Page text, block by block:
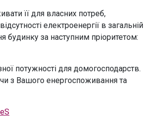
її для власних потреб,
електроенергії в загальній
за наступним пріоритетом:
потужності для домогосподарств.
з Вашого енергоспоживання та